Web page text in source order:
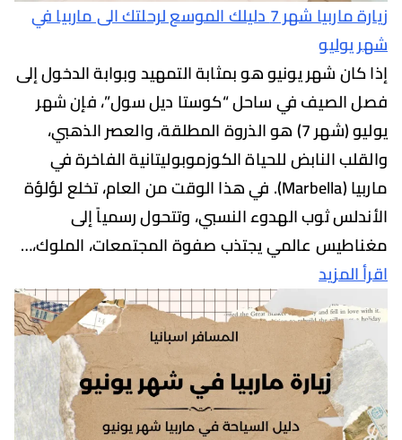
زيارة ماربيا شهر 7 دليلك الموسع لرحلتك الى ماربيا في
شهر يونيو هو بمثابة التمهيد وبوابة الدخول إلى
في ساحل “كوستا ديل سول”، فإن شهر
يوليو (شهر 7) هو الذروة المطلقة، والعصر الذهبي،
النابض للحياة الكوزموبوليتانية الفاخرة في
ماربيا (Marbella). في هذا الوقت من العام، تخلع لؤلؤة
ثوب الهدوء النسبي، وتتحول رسمياً إلى
عالمي يجتذب صفوة المجتمعات، الملوك،…